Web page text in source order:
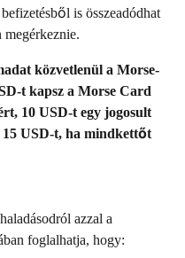
is összeadódhat
megérkeznie.
közvetlenül a Morse-
t kapsz a Morse Card
10 USD-t egy jogosult
15 USD-t, ha mindkettőt
azzal a
foglalhatja, hogy: